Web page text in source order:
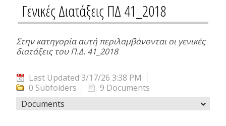
Γενικές Διατάξεις ΠΔ 41_2018
Στην κατηγορία αυτή περιλαμβάνονται οι γενικές
διατάξεις του Π.Δ. 41_2018
Last Updated 3/17/26 3:38 PM
0 Subfolders
9 Documents
Documents